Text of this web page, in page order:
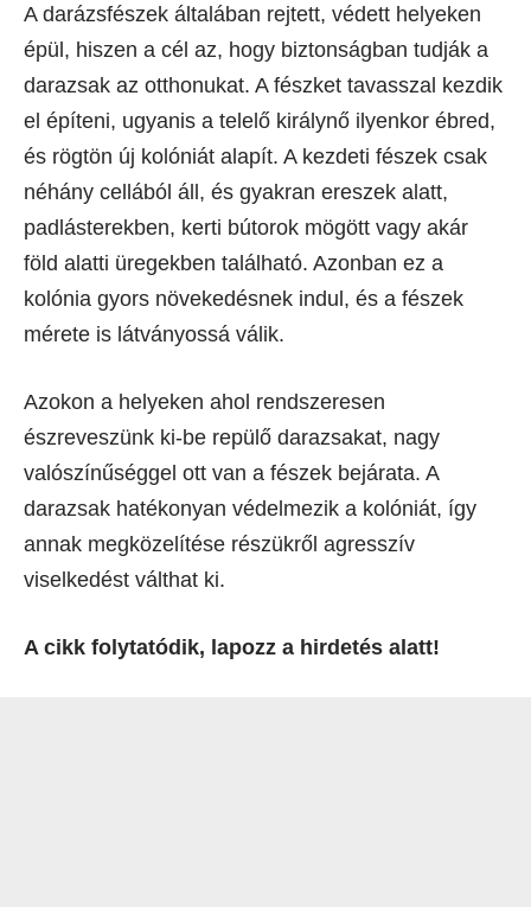
A darázsfészek általában rejtett, védett helyeken
épül, hiszen a cél az, hogy biztonságban tudják a
darazsak az otthonukat. A fészket tavasszal kezdik
el építeni, ugyanis a telelő királynő ilyenkor ébred,
és rögtön új kolóniát alapít. A kezdeti fészek csak
néhány cellából áll, és gyakran ereszek alatt,
padlásterekben, kerti bútorok mögött vagy akár
föld alatti üregekben található. Azonban ez a
kolónia gyors növekedésnek indul, és a fészek
mérete is látványossá válik.
Azokon a helyeken ahol rendszeresen
észreveszünk ki-be repülő darazsakat, nagy
valószínűséggel ott van a fészek bejárata. A
darazsak hatékonyan védelmezik a kolóniát, így
annak megközelítése részükről agresszív
viselkedést válthat ki.
A cikk folytatódik, lapozz a hirdetés alatt!